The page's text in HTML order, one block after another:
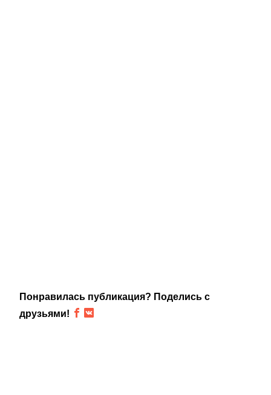
Понравилась публикация? Поделись с
друзьями!